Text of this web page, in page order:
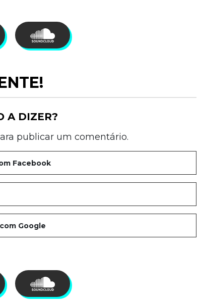
A DIZER?
publicar um comentário.